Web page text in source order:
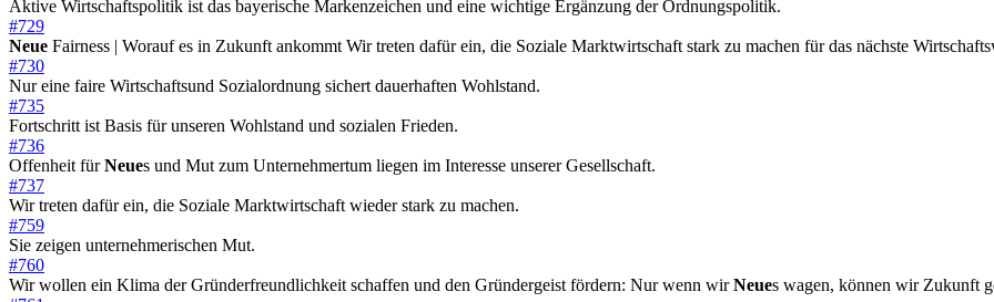
Aktive Wirtschaftspolitik ist das bayerische Markenzeichen und eine wichtige Ergänzung der Ordnungspolitik.
#729
Neue Fairness | Worauf es in Zukunft ankommt Wir treten dafür ein, die Soziale Marktwirtschaft stark zu machen für das nächste
#730
Nur eine faire Wirtschaftsund Sozialordnung sichert dauerhaften Wohlstand.
#735
Fortschritt ist Basis für unseren Wohlstand und sozialen Frieden.
#736
Offenheit fürNeues und Mut zum Unternehmertum liegen im Interesse unserer Gesellschaft.
#737
Wir treten dafür ein, die Soziale Marktwirtschaft wieder stark zu machen.
#759
Sie zeigen unternehmerischen Mut.
#760
Wir wollen ein Klima der Gründerfreundlichkeit schaffen und den Gründergeist fördern: Nur wenn wirNeues wagen, können wir Zukunft